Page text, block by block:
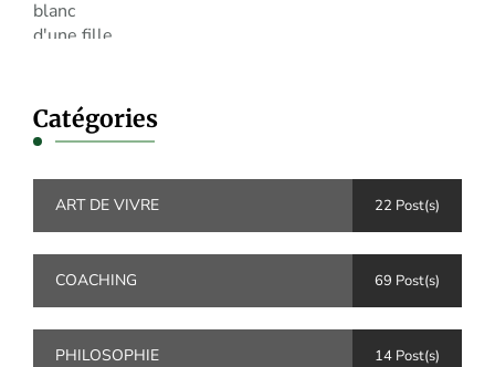
Catégories
ART DE VIVRE 22 Post(s)
COACHING 69 Post(s)
PHILOSOPHIE 14 Post(s)